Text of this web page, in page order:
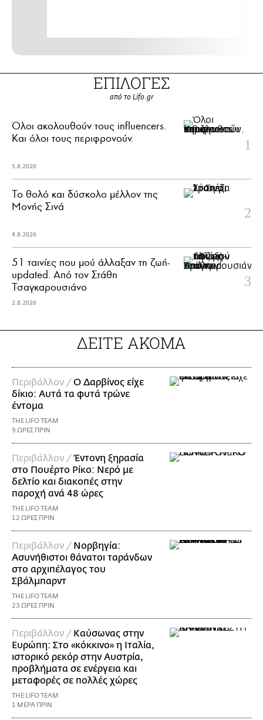
ΕΠΙΛΟΓΕΣ
από το Lifo.gr
Όλοι ακολουθούν τους influencers.
Και όλοι τους περιφρονούν.
5.8.2026
Το θολό και δύσκολο μέλλον της
Μονής Σινά
4.8.2026
51 ταινίες που μού άλλαξαν τη ζωή-
updated. Aπό τον Στάθη
Τσαγκαρουσιάνο
2.8.2026
ΔΕΙΤΕ ΑΚΟΜΑ
Περιβάλλον / Ο Δαρβίνος είχε
δίκιο: Αυτά τα φυτά τρώνε
έντομα
THE LIFO TEAM
9 ΩΡΕΣ ΠΡΙΝ
Περιβάλλον /Έντονη ξηρασία
στο Πουέρτο Ρίκο: Νερό με
δελτίο και διακοπές στην
παροχή ανά 48 ώρες
THE LIFO TEAM
12 ΩΡΕΣ ΠΡΙΝ
Περιβάλλον / Νορβηγία:
Ασυνήθιστοι θάνατοι ταράνδων
στο αρχιπέλαγος του
Σβάλμπαρντ
THE LIFO TEAM
23 ΩΡΕΣ ΠΡΙΝ
Περιβάλλον / Καύσωνας στην
Ευρώπη: Στο «κόκκινο» η Ιταλία,
ιστορικό ρεκόρ στην Αυστρία,
προβλήματα σε ενέργεια και
μεταφορές σε πολλές χώρες
THE LIFO TEAM
1 ΜΕΡΑ ΠΡΙΝ